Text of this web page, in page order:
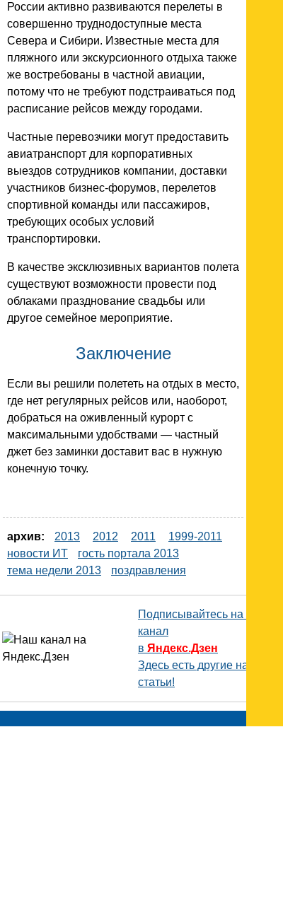
России активно развиваются перелеты в
совершенно труднодоступные места
Севера и Сибири. Известные места для
пляжного или экскурсионного отдыха также
же востребованы в частной авиации,
потому что не требуют подстраиваться под
расписание рейсов между городами.
Частные перевозчики могут предоставить
авиатранспорт для корпоративных
выездов сотрудников компании, доставки
участников бизнес-форумов, перелетов
спортивной команды или пассажиров,
требующих особых условий
транспортировки.
В качестве эксклюзивных вариантов полета
существуют возможности провести под
облаками празднование свадьбы или
другое семейное мероприятие.
Заключение
Если вы решили полететь на отдых в место,
где нет регулярных рейсов или, наоборот,
добраться на оживленный курорт с
максимальными удобствами — частный
джет без заминки доставит вас в нужную
конечную точку.
архив: 2013 2012 2011
1999-2011
новости ИТ
гость портала 2013
тема недели 2013
поздравления
Подписывайтесь на наш
канал
в Яндекс.Дзен
Здесь есть другие наши
статьи!